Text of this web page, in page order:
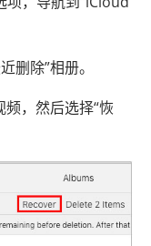
删除”相册。
，然后选择“恢